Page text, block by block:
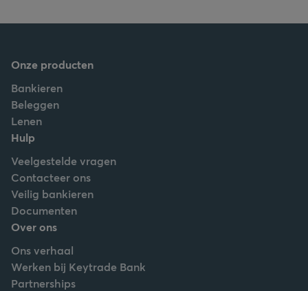
Onze producten
Bankieren
Beleggen
Lenen
Hulp
Veelgestelde vragen
Contacteer ons
Veilig bankieren
Documenten
Over ons
Ons verhaal
Werken bij Keytrade Bank
Partnerships